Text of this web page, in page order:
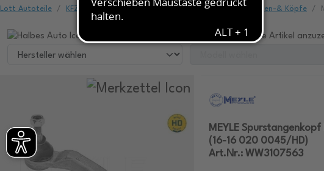
Lott Autoteile KFZ-Ersatzteile Fahrwerk & Federung Spurstangen-& Köpfe
Wählen Sie ihr Fahrzeug, um dazu passende Artikel
MEYLE
(16-16 020 0045/HD)
Art.Nr.: WW3107563